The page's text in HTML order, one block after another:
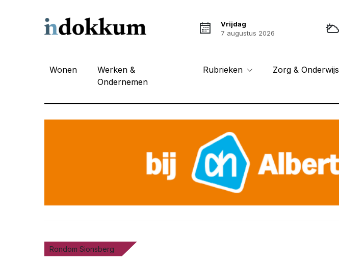
Vrijdag
7 augustus 2026
Wonen
Werken &
Ondernemen
Rubrieken Zorg & Onderwijs
Rondom Sionsberg